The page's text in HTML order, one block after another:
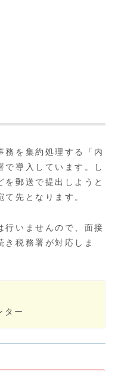
務を集約処理する「内
で導入しています。し
郵送で提出しようと
先となります。
行いませんので、面接
き税務署が対応しま
ター